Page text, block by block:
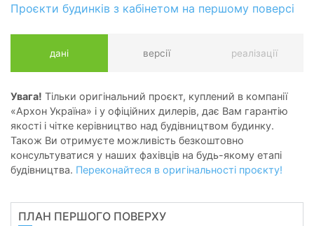
Проєкти будинків з кабінетом на першому поверсі
дані версії реалізації
Увага! Тільки оригінальний проєкт, куплений в компанії
«Архон Україна» і у офіційних дилерів, дає Вам гарантію
якості і чітке керівництво над будівництвом будинку.
Також Ви отримуєте можливість безкоштовно
консультуватися у наших фахівців на будь-якому етапі
будівництва. Переконайтеся в оригінальності проєкту!
ПЛАН ПЕРШОГО ПОВЕРХУ